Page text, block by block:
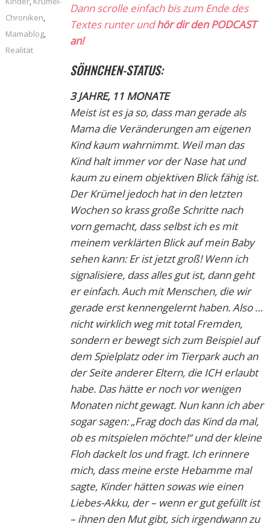
Dann scrolle einfach bis zum Ende des
Textes runter undhör dir den PODCAST
an!
SÖHNCHEN-STATUS:
3 JAHRE, 11 MONATE
Meist ist es ja so, dass man gerade als
Mama die Veränderungen am eigenen
Kind kaum wahrnimmt. Weil man das
Kind halt immer vor der Nase hat und
kaum zu einem objektiven Blick fähig ist.
Der Krümel jedoch hat in den letzten
Wochen so krass große Schritte nach
vorn gemacht, dass selbst ich es mit
meinem verklärten Blick auf mein Baby
sehen kann: Er ist jetzt groß! Wenn ich
signalisiere, dass alles gut ist, dann geht
er einfach. Auch mit Menschen, die wir
gerade erst kennengelernt haben. Also …
nicht wirklich weg mit total Fremden,
sondern er bewegt sich zum Beispiel auf
dem Spielplatz oder im Tierpark auch an
der Seite anderer Eltern, die ICH erlaubt
habe. Das hätte er noch vor wenigen
Monaten nicht gewagt. Nun kann ich aber
sogar sagen: „Frag doch das Kind da mal,
ob es mitspielen möchte!“ und der kleine
Floh dackelt los und fragt. Ich erinnere
mich, dass meine erste Hebamme mal
sagte, Kinder hätten sowas wie einen
Liebes-Akku, der – wenn er gut gefüllt ist
– ihnen den Mut gibt, sich irgendwann zu
Chroniken,
Mamablog,
Realität